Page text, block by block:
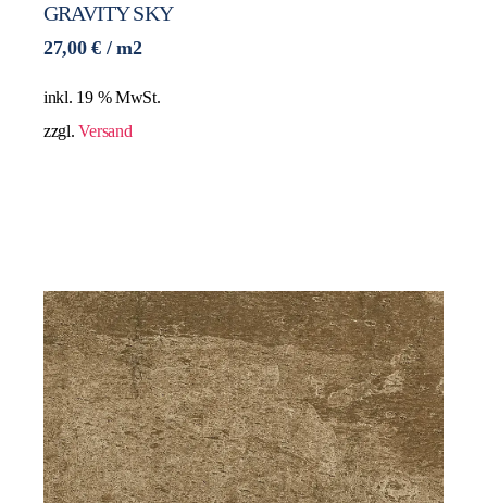
GRAVITY SKY
27,00€ / m2
inkl. 19 % MwSt.
zzgl.Versand